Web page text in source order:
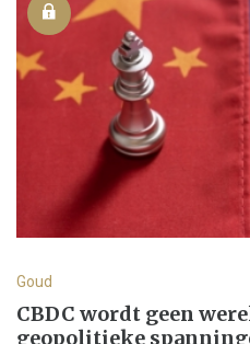
Goud
CBDC wordt geen
geopolitieke